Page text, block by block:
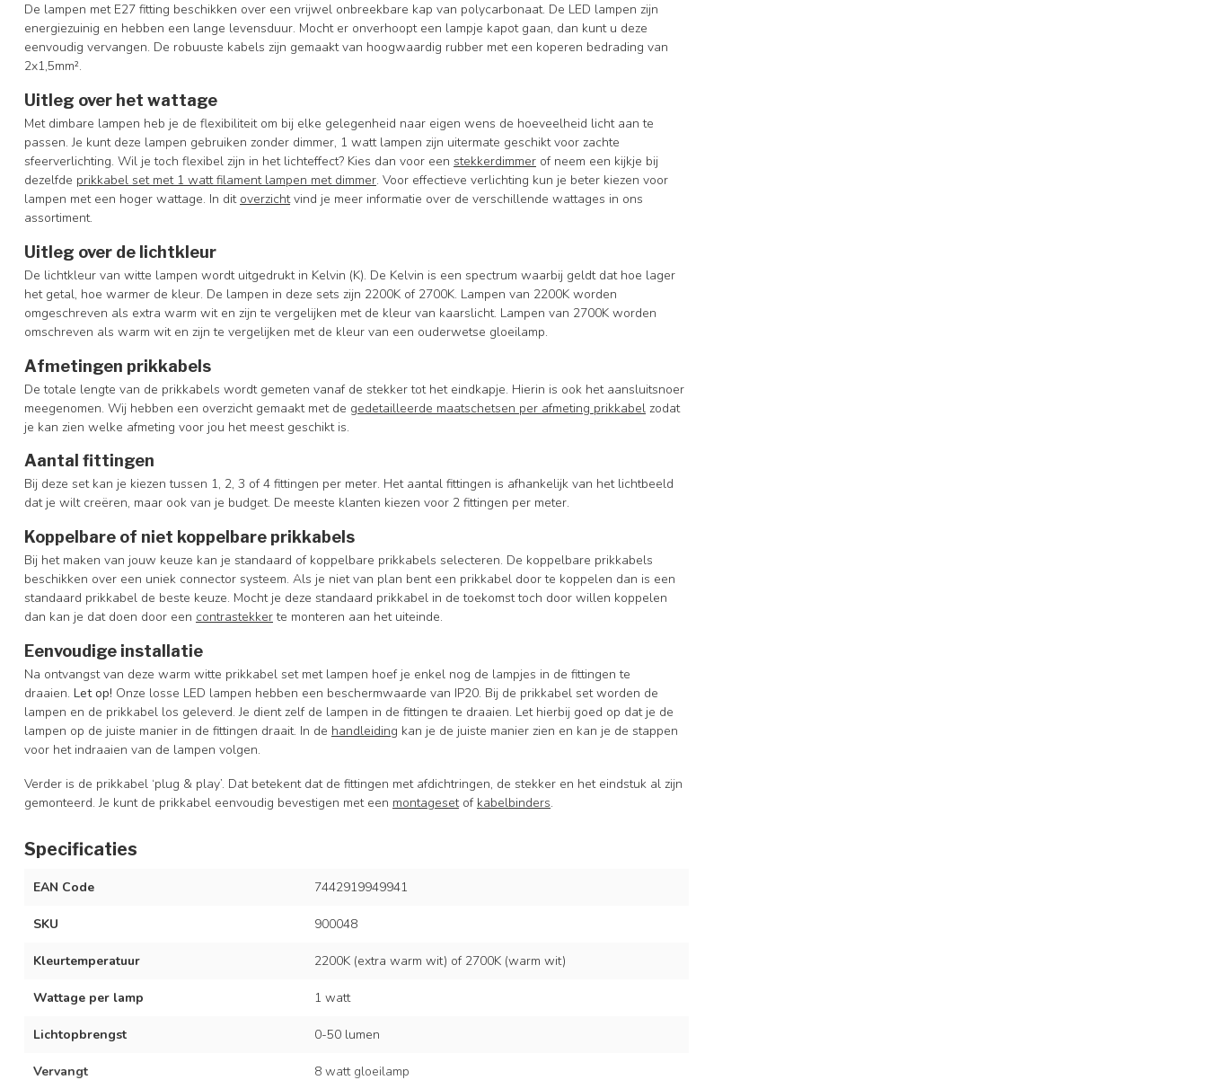
De lampen met E27 fitting beschikken over een vrijwel onbreekbare kap van polycarbonaat. De LED lampen zijn
energiezuinig en hebben een lange levensduur. Mocht er onverhoopt een lampje kapot gaan, dan kunt u deze
eenvoudig vervangen. De robuuste kabels zijn gemaakt van hoogwaardig rubber met een koperen bedrading van
2x1,5mm².
Uitleg over het wattage
Met dimbare lampen heb je de flexibiliteit om bij elke gelegenheid naar eigen wens de hoeveelheid licht aan te
passen. Je kunt deze lampen gebruiken zonder dimmer, 1 watt lampen zijn uitermate geschikt voor zachte
sfeerverlichting. Wil je toch flexibel zijn in het lichteffect? Kies dan voor een stekkerdimmer of neem een kijkje bij
dezelfde prikkabel set met 1 watt filament lampen met dimmer. Voor effectieve verlichting kun je beter kiezen voor
lampen met een hoger wattage. In dit overzichtvind je meer informatie over de verschillende wattages in ons
assortiment.
Uitleg over de lichtkleur
De lichtkleur van witte lampen wordt uitgedrukt in Kelvin (K). De Kelvin is een spectrum waarbij geldt dat hoe lager
het getal, hoe warmer de kleur. De lampen in deze sets zijn 2200K of 2700K. Lampen van 2200K worden
omgeschreven als extra warm wit en zijn te vergelijken met de kleur van kaarslicht. Lampen van 2700K worden
omschreven als warm wit en zijn te vergelijken met de kleur van een ouderwetse gloeilamp.
Afmetingen prikkabels
De totale lengte van de prikkabels wordt gemeten vanaf de stekker tot het eindkapje. Hierin is ook het aansluitsnoer
meegenomen. Wij hebben een overzicht gemaakt met de gedetailleerde maatschetsen per afmeting prikkabel zodat
je kan zien welke afmeting voor jou het meest geschikt is.
Aantal fittingen
Bij deze set kan je kiezen tussen 1, 2, 3 of 4 fittingen per meter. Het aantal fittingen is afhankelijk van het lichtbeeld
dat je wilt creëren, maar ook van je budget. De meeste klanten kiezen voor 2 fittingen per meter.
Koppelbare of niet koppelbare prikkabels
Bij het maken van jouw keuze kan je standaard of koppelbare prikkabels selecteren. De koppelbare prikkabels
beschikken over een uniek connector systeem. Als je niet van plan bent een prikkabel door te koppelen dan is een
standaard prikkabel de beste keuze. Mocht je deze standaard prikkabel in de toekomst toch door willen koppelen
dan kan je dat doen door een contrastekkerte monteren aan het uiteinde.
Eenvoudige installatie
Na ontvangst van deze warm witte prikkabel set met lampen hoef je enkel nog de lampjes in de fittingen te
draaien. Let op! Onze losse LED lampen hebben een beschermwaarde van IP20. Bij de prikkabel set worden de
lampen en de prikkabel los geleverd. Je dient zelf de lampen in de fittingen te draaien. Let hierbij goed op dat je de
lampen op de juiste manier in de fittingen draait. In de handleiding kan je de juiste manier zien en kan je de stappen
voor het indraaien van de lampen volgen.
Verder is de prikkabel ‘plug & play’. Dat betekent dat de fittingen met afdichtringen, de stekker en het eindstuk al zijn
gemonteerd. Je kunt de prikkabel eenvoudig bevestigen met een montagesetof kabelbinders.
Specificaties
EAN Code 7442919949941
SKU 900048
Kleurtemperatuur 2200K (extra warm wit) of 2700K (warm wit)
Wattage per lamp 1 watt
Lichtopbrengst 0-50 lumen
Vervangt 8 watt gloeilamp